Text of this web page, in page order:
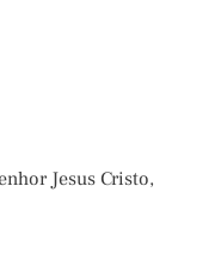
Jesus Cristo,